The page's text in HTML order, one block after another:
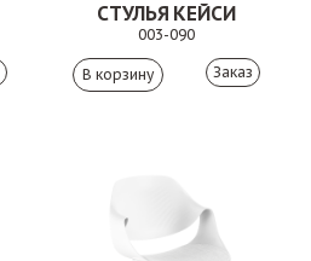
СТУЛЬЯ КЕЙСИ
003-090
Заказ